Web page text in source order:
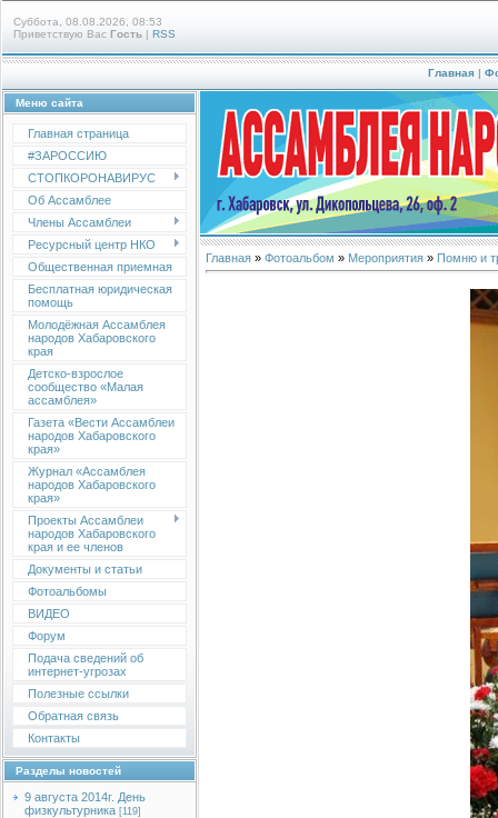
Суббота, 08.08.2026, 08:53
Приветствую Вас Гость | RSS
Главная |
Меню сайта
Главная страница
#ЗАРОССИЮ
СТОПКОРОНАВИРУС
Об Ассамблее
Члены Ассамблеи
Ресурсный центр НКО
Общественная приемная
Бесплатная юридическая
помощь
Молодёжная Ассамблея
народов Хабаровского
края
Детско-взрослое
сообщество «Малая
ассамблея»
Газета «Вести Ассамблеи
народов Хабаровского
края»
Журнал «Ассамблея
народов Хабаровского
края»
Проекты Ассамблеи
народов Хабаровского
края и ее членов
Документы и статьи
Фотоальбомы
ВИДЕО
Форум
Подача сведений об
интернет-угрозах
Полезные ссылки
Обратная связь
Контакты
Разделы новостей
9 августа 2014г. День
физкультурника [119]
Главная » Фотоальбом » Мероприятия » Помню и